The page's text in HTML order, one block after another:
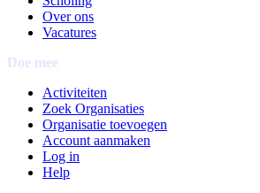
Over ons
Vacatures
Doe mee
Activiteiten
Zoek Organisaties
Organisatie toevoegen
Account aanmaken
Log in
Help